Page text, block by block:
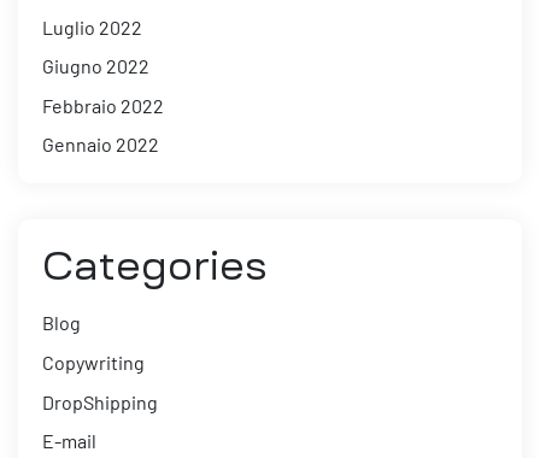
Luglio 2022
Giugno 2022
Febbraio 2022
Gennaio 2022
Categories
Blog
Copywriting
DropShipping
E-mail